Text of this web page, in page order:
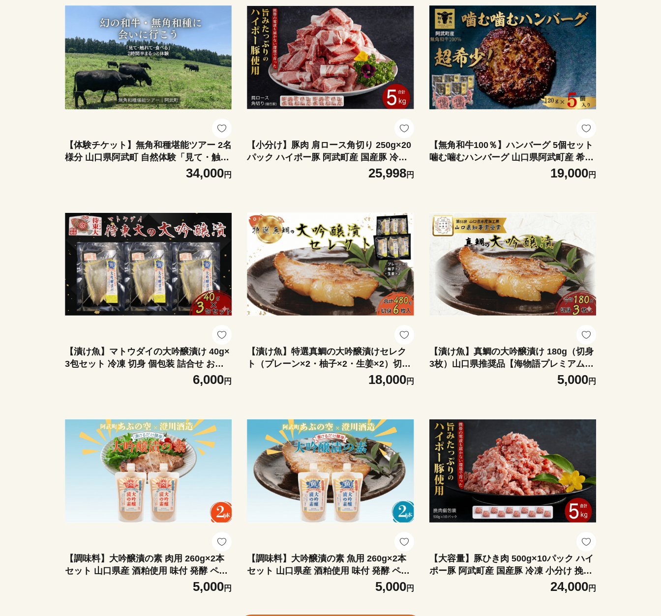
【体験チケット】無角和種堪能ツアー 2名
様分 山口県阿武町 自然体験「見て・触れ
て・食べる」を2時間半でまるっと堪能！
34,000円
【小分け】豚肉 肩ロース角切り 250g×20
パック ハイポー豚 阿武町産 国産豚 冷凍
25,998円
【無角和牛100％】ハンバーグ 5個セット
噛む噛むハンバーグ 山口県阿武町産 希少
19,000円
【漬け魚】マトウダイの大吟醸漬け 40g×
3包セット 冷凍 切身 個包装 詰合せ おか
6,000円
【漬け魚】特選真鯛の大吟醸漬けセレク
ト（プレーン×2・柚子×2・生姜×2）切身
6切れ 480g 詰合せ 食べ比べ 冷凍 おかず
18,000円
【漬け魚】真鯛の大吟醸漬け 180g（切身
3枚）山口県推奨品【海物語プレミアム】
5,000円
【調味料】大吟醸漬の素 肉用 260g×2本
セット 山口県産 酒粕使用 味付 発酵 ペー
5,000円
【調味料】大吟醸漬の素 魚用 260g×2本
セット 山口県産 酒粕使用 味付 発酵 ペー
5,000円
【大容量】豚ひき肉 500g×10パック ハイ
ポー豚 阿武町産 国産豚 冷凍 小分け 挽肉
24,000円